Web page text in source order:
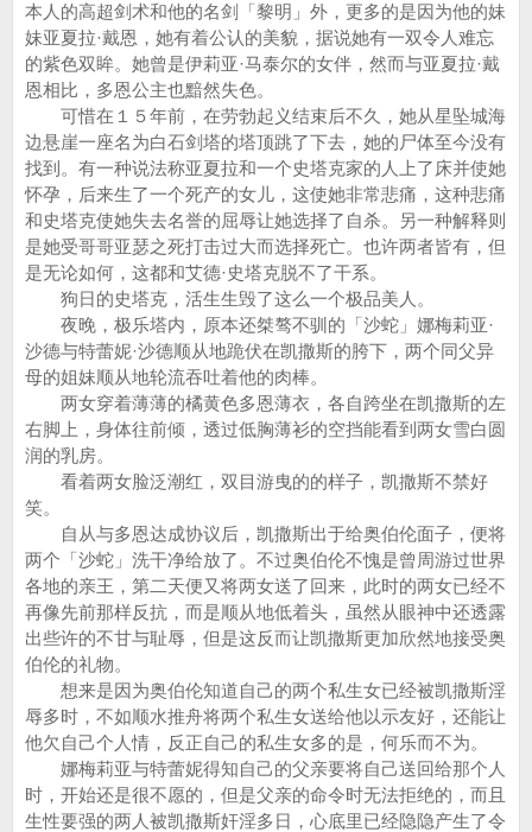
本人的高超剑术和他的名剑「黎明」外，更多的是因为他的妹
妹亚夏拉·戴恩，她有着公认的美貌，据说她有一双令人难忘
的紫色双眸。她曾是伊莉亚·马泰尔的女伴，然而与亚夏拉·戴
恩相比，多恩公主也黯然失色。
可惜在１５年前，在劳勃起义结束后不久，她从星坠城海
边悬崖一座名为白石剑塔的塔顶跳了下去，她的尸体至今没有
找到。有一种说法称亚夏拉和一个史塔克家的人上了床并使她
怀孕，后来生了一个死产的女儿，这使她非常悲痛，这种悲痛
和史塔克使她失去名誉的屈辱让她选择了自杀。另一种解释则
是她受哥哥亚瑟之死打击过大而选择死亡。也许两者皆有，但
是无论如何，这都和艾德·史塔克脱不了干系。
狗日的史塔克，活生生毁了这么一个极品美人。
夜晚，极乐塔内，原本还桀骜不驯的「沙蛇」娜梅莉亚·
沙德与特蕾妮·沙德顺从地跪伏在凯撒斯的胯下，两个同父异
母的姐妹顺从地轮流吞吐着他的肉棒。
两女穿着薄薄的橘黄色多恩薄衣，各自跨坐在凯撒斯的左
右脚上，身体往前倾，透过低胸薄衫的空挡能看到两女雪白圆
润的乳房。
看着两女脸泛潮红，双目游曳的的样子，凯撒斯不禁好
笑。
自从与多恩达成协议后，凯撒斯出于给奥伯伦面子，便将
两个「沙蛇」洗干净给放了。不过奥伯伦不愧是曾周游过世界
各地的亲王，第二天便又将两女送了回来，此时的两女已经不
再像先前那样反抗，而是顺从地低着头，虽然从眼神中还透露
出些许的不甘与耻辱，但是这反而让凯撒斯更加欣然地接受奥
伯伦的礼物。
想来是因为奥伯伦知道自己的两个私生女已经被凯撒斯淫
辱多时，不如顺水推舟将两个私生女送给他以示友好，还能让
他欠自己个人情，反正自己的私生女多的是，何乐而不为。
娜梅莉亚与特蕾妮得知自己的父亲要将自己送回给那个人
时，开始还是很不愿的，但是父亲的命令时无法拒绝的，而且
生性要强的两人被凯撒斯奸淫多日，心底里已经隐隐产生了令